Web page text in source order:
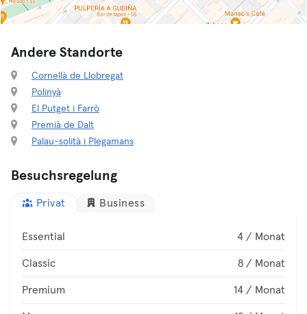
Andere Standorte
Cornellà de Llobregat
Polinyà
El Putget i Farrò
Premià de Dalt
Palau-solità i Plegamans
Besuchsregelung
Privat Business
Essential 4 / Monat
Classic 8 / Monat
Premium 14 / Monat